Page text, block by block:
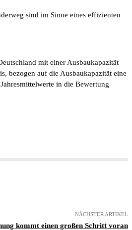
sind im Sinne eines effizienten
mit einer Ausbaukapazität
bezogen auf die Ausbaukapazität eine
in die Bewertung
NÄCHSTER ARTIKEL
kommt einen großen Schritt voran